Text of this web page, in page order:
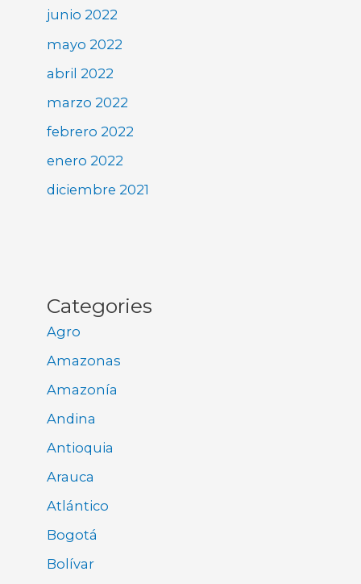
junio 2022
mayo 2022
abril 2022
marzo 2022
febrero 2022
enero 2022
diciembre 2021
Categories
Agro
Amazonas
Amazonía
Andina
Antioquia
Arauca
Atlántico
Bogotá
Bolívar